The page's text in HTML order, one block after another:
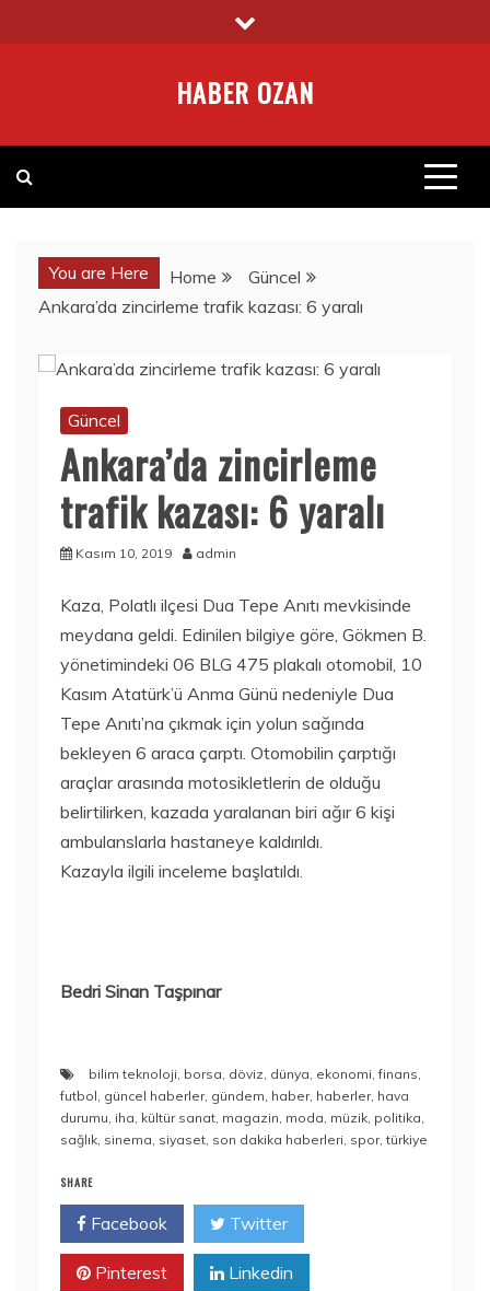
to
HABER OZAN
You are Here Home
Güncel
Ankara’da zincirleme trafik kazası: 6 yaralı
Güncel
Ankara’da zincirleme
trafik kazası: 6 yaralı
Kasım 10, 2019 admin
Kaza, Polatlı ilçesi Dua Tepe Anıtı mevkisinde
meydana geldi. Edinilen bilgiye göre, Gökmen B.
yönetimindeki 06 BLG 475 plakalı otomobil, 10
Kasım Atatürk’ü Anma Günü nedeniyle Dua
Tepe Anıtı’na çıkmak için yolun sağında
bekleyen 6 araca çarptı. Otomobilin çarptığı
araçlar arasında motosikletlerin de olduğu
belirtilirken, kazada yaralanan biri ağır 6 kişi
ambulanslarla hastaneye kaldırıldı.
Kazayla ilgili inceleme başlatıldı.
Bedri Sinan Taşpınar
bilim teknoloji, borsa, döviz, dünya, ekonomi,finans,
futbol, güncel haberler, gündem, haber, haberler, hava
durumu, iha, kültür sanat, magazin, moda, müzik, politika,
sağlık, sinema, siyaset, son dakika haberleri, spor,türkiye
SHARE
Facebook Twitter
Pinterest Linkedin